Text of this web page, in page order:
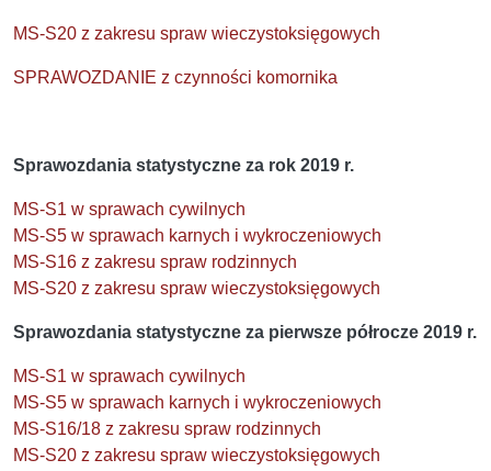
MS-S20 z zakresu spraw wieczystoksięgowych
SPRAWOZDANIE z czynności komornika
Sprawozdania statystyczne za rok 2019 r.
MS-S1 w sprawach cywilnych
MS-S5 w sprawach karnych i wykroczeniowych
MS-S16 z zakresu spraw rodzinnych
MS-S20 z zakresu spraw wieczystoksięgowych
Sprawozdania statystyczne za pierwsze półrocze 2019 r.
MS-S1 w sprawach cywilnych
MS-S5 w sprawach karnych i wykroczeniowych
MS-S16/18 z zakresu spraw rodzinnych
MS-S20 z zakresu spraw wieczystoksięgowych